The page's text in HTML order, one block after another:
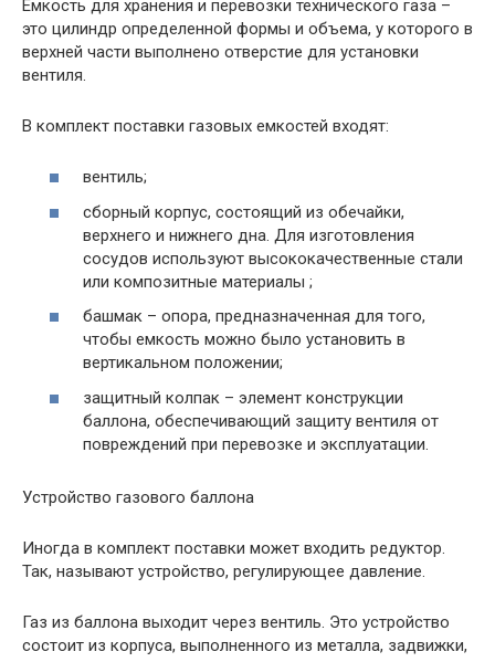
Емкость для хранения и перевозки технического газа –
это цилиндр определенной формы и объема, у которого в
верхней части выполнено отверстие для установки
вентиля.
В комплект поставки газовых емкостей входят:
вентиль;
сборный корпус, состоящий из обечайки,
верхнего и нижнего дна. Для изготовления
сосудов используют высококачественные стали
или композитные материалы ;
башмак – опора, предназначенная для того,
чтобы емкость можно было установить в
вертикальном положении;
защитный колпак – элемент конструкции
баллона, обеспечивающий защиту вентиля от
повреждений при перевозке и эксплуатации.
Устройство газового баллона
Иногда в комплект поставки может входить редуктор.
Так, называют устройство, регулирующее давление.
Газ из баллона выходит через вентиль. Это устройство
состоит из корпуса, выполненного из металла, задвижки,